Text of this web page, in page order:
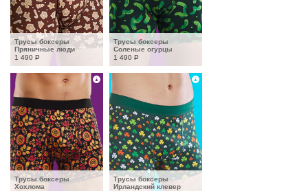
Трусы боксеры
Пряничные люди
1 490 Р
Трусы боксеры
Соленые огурцы
1 490 Р
Трусы боксеры
Хохлома
Трусы боксеры
Ирландский клевер